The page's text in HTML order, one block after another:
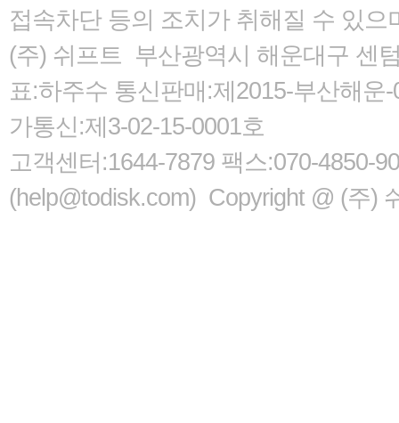
접속차단 등의 조치가 취해질 수 있으
(주) 쉬프트 부산광역시 해운대구 센
표:하주수 통신판매:제2015-부산해
가통신:제3-02-15-0001호
고객센터:1644-7879 팩스:070-4850-
(help@todisk.com) Copyright @ (주)